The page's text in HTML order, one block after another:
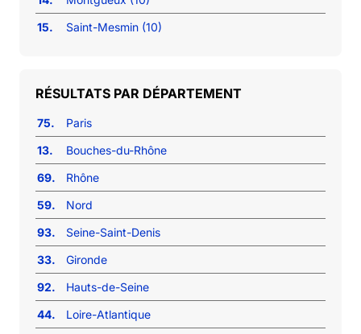
15.
Saint-Mesmin (10)
RÉSULTATS PAR DÉPARTEMENT
75.
Paris
13.
Bouches-du-Rhône
69.
Rhône
59.
Nord
93.
Seine-Saint-Denis
33.
Gironde
92.
Hauts-de-Seine
44.
Loire-Atlantique